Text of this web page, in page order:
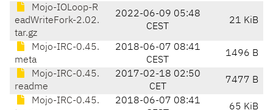
Mojo-IOLoop-R
eadWriteFork-2.02.
tar.gz
2022-06-09 05:48
CEST
21 KiB
Mojo-IRC-0.45.
meta
2018-06-07 08:41
CEST
1496 B
Mojo-IRC-0.45.
readme
2017-02-18 02:50
CET
7477 B
Mojo-IRC-0.45.
2018-06-07 08:41
65 KiB